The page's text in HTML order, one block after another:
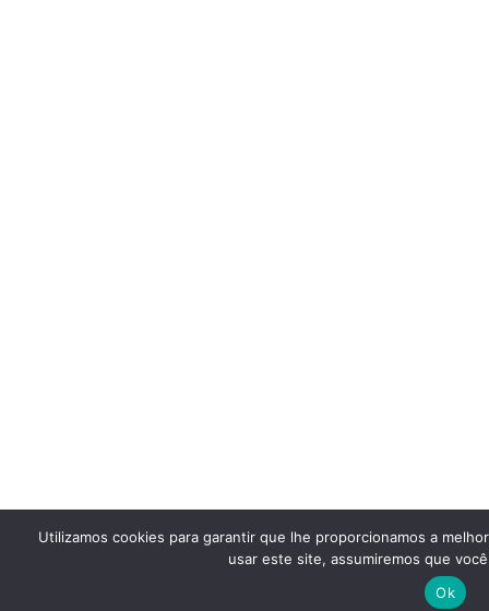
Utilizamos cookies para garantir que lhe proporcionamos a
usar este site, assumiremos que
Ok